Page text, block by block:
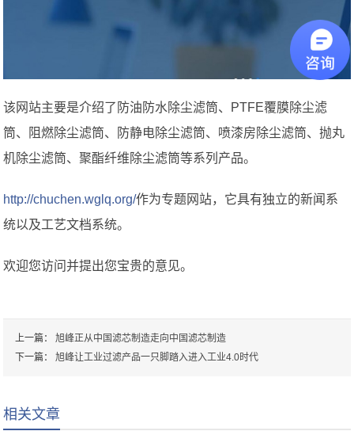
该网站主要是介绍了防油防水除尘滤筒、PTFE覆膜除尘滤
筒、阻燃除尘滤筒、防静电除尘滤筒、喷漆房除尘滤筒、抛丸
机除尘滤筒、聚酯纤维除尘滤筒等系列产品。
http://chuchen.wglq.org/作为专题网站，它具有独立的新闻系
统以及工艺文档系统。
欢迎您访问并提出您宝贵的意见。
上一篇：旭峰正从中国滤芯制造走向中国滤芯制造
下一篇：旭峰让工业过滤产品一只脚踏入进入工业4.0时代
相关文章